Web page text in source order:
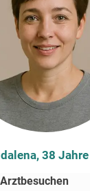
38
Arztbesuchen